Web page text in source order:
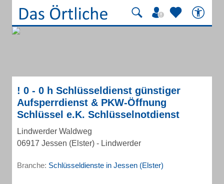
! 0 - 0 h Schlüsseldienst günstiger
Aufsperrdienst & PKW-Öffnung
Schlüssel e.K. Schlüsselnotdienst
Lindwerder Waldweg
06917 Jessen (Elster) - Lindwerder
Branche: Schlüsseldienste in Jessen (Elster)